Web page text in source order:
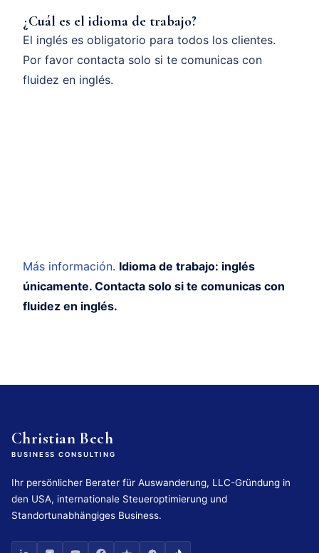
¿Cuál es el idioma de trabajo?
El inglés es obligatorio para todos los clientes.
Por favor contacta solo si te comunicas con
fluidez en inglés.
Más información. Idioma de trabajo: inglés
únicamente. Contacta solo si te comunicas con
fluidez en inglés.
Christian Bech
BUSINESS CONSULTING
Ihr persönlicher Berater für Auswanderung, LLC-Gründung in
den USA, internationale Steueroptimierung und
Standortunabhängiges Business.